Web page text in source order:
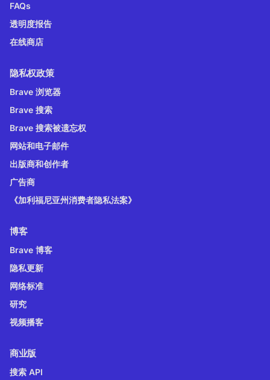
FAQs
透明度报告
在线商店
隐私权政策
Brave 浏览器
Brave 搜索
Brave 搜索被遗忘权
网站和电子邮件
出版商和创作者
广告商
《加利福尼亚州消费者隐私法案》
博客
Brave 博客
隐私更新
网络标准
研究
视频播客
商业版
搜索 API